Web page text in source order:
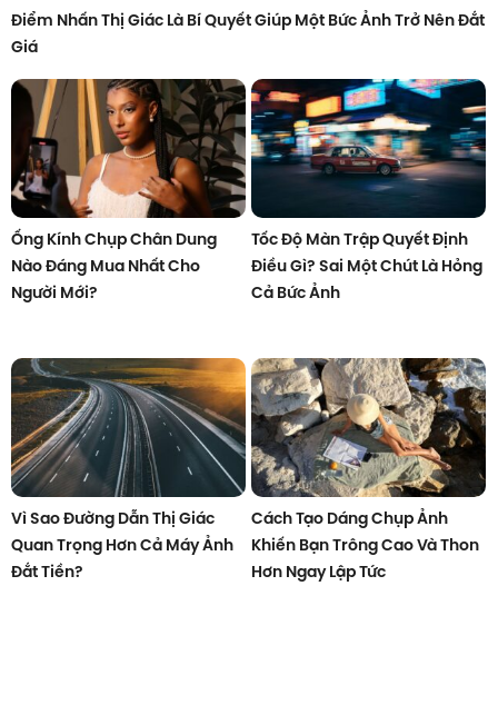
Điểm Nhấn Thị Giác Là Bí Quyết Giúp Một Bức Ảnh Trở Nên Đắt
Giá
Ống Kính Chụp Chân Dung
Nào Đáng Mua Nhất Cho
Người Mới?
Tốc Độ Màn Trập Quyết Định
Điều Gì? Sai Một Chút Là Hỏng
Cả Bức Ảnh
Vì Sao Đường Dẫn Thị Giác
Quan Trọng Hơn Cả Máy Ảnh
Đắt Tiền?
Cách Tạo Dáng Chụp Ảnh
Khiến Bạn Trông Cao Và Thon
Hơn Ngay Lập Tức